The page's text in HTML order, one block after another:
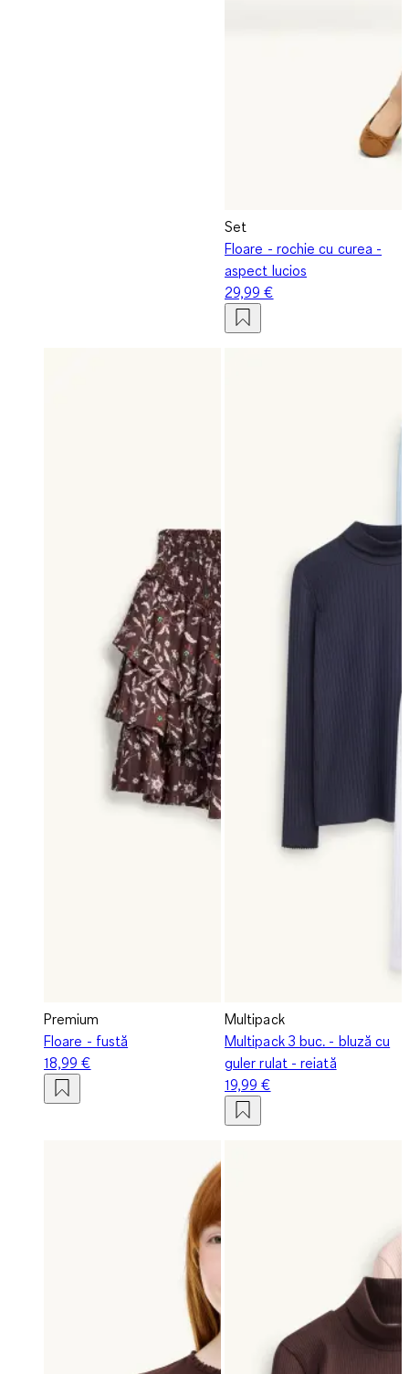
Set
Floare - rochie cu curea -
aspect lucios
29,99 €
Premium
Floare - fustă
18,99 €
Multipack
Multipack 3 buc. - bluză cu
guler rulat - reiată
19,99 €